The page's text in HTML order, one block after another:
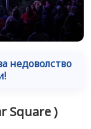
недоволство
Square )